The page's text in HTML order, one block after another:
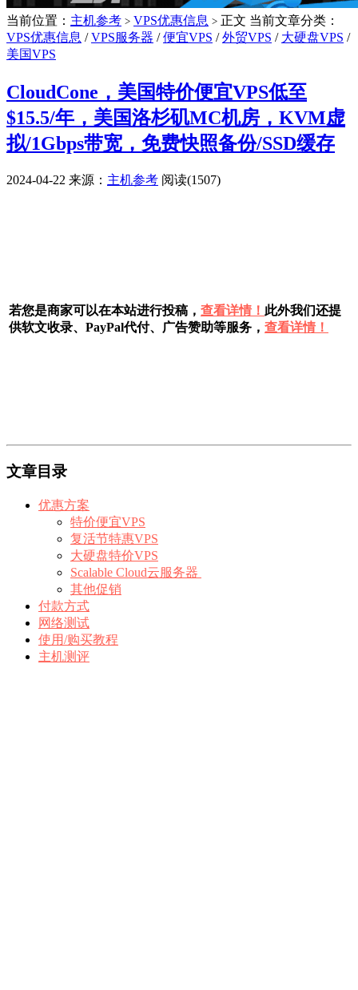
当前位置： 主机参考 > VPS优惠信息 > 正文 当前文章分类：
VPS优惠信息 /VPS服务器 /便宜VPS /外贸VPS / 大硬盘VPS /
美国VPS
CloudCone，美国特价便宜VPS低至
$15.5/年，美国洛杉矶MC机房，KVM虚
拟/1Gbps带宽，免费快照备份/SSD缓存
2024-04-22 来源： 主机参考 阅读(1507)
若您是商家可以在本站进行投稿， 查看详情！ 此外我们还提
供软文收录、PayPal代付、广告赞助等服务， 查看详情！
文章目录
优惠方案
特价便宜VPS
复活节特惠VPS
大硬盘特价VPS
Scalable Cloud云服务器
其他促销
付款方式
网络测试
使用/购买教程
主机测评